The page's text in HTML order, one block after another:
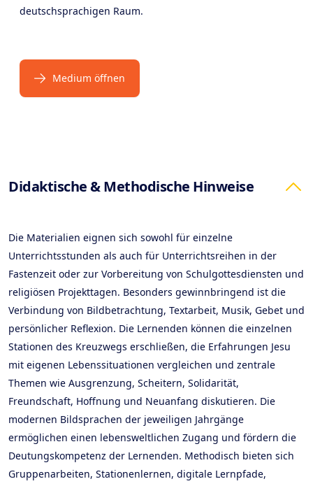
deutschsprachigen Raum.
Medium öffnen
Products
Didaktische & Methodische Hinweise
Die Materialien eignen sich sowohl für einzelne
Unterrichtsstunden als auch für Unterrichtsreihen in der
Fastenzeit oder zur Vorbereitung von Schulgottesdiensten und
religiösen Projekttagen. Besonders gewinnbringend ist die
Verbindung von Bildbetrachtung, Textarbeit, Musik, Gebet und
persönlicher Reflexion. Die Lernenden können die einzelnen
Stationen des Kreuzwegs erschließen, die Erfahrungen Jesu
mit eigenen Lebenssituationen vergleichen und zentrale
Themen wie Ausgrenzung, Scheitern, Solidarität,
Freundschaft, Hoffnung und Neuanfang diskutieren. Die
modernen Bildsprachen der jeweiligen Jahrgänge
ermöglichen einen lebensweltlichen Zugang und fördern die
Deutungskompetenz der Lernenden. Methodisch bieten sich
Gruppenarbeiten, Stationenlernen, digitale Lernpfade,